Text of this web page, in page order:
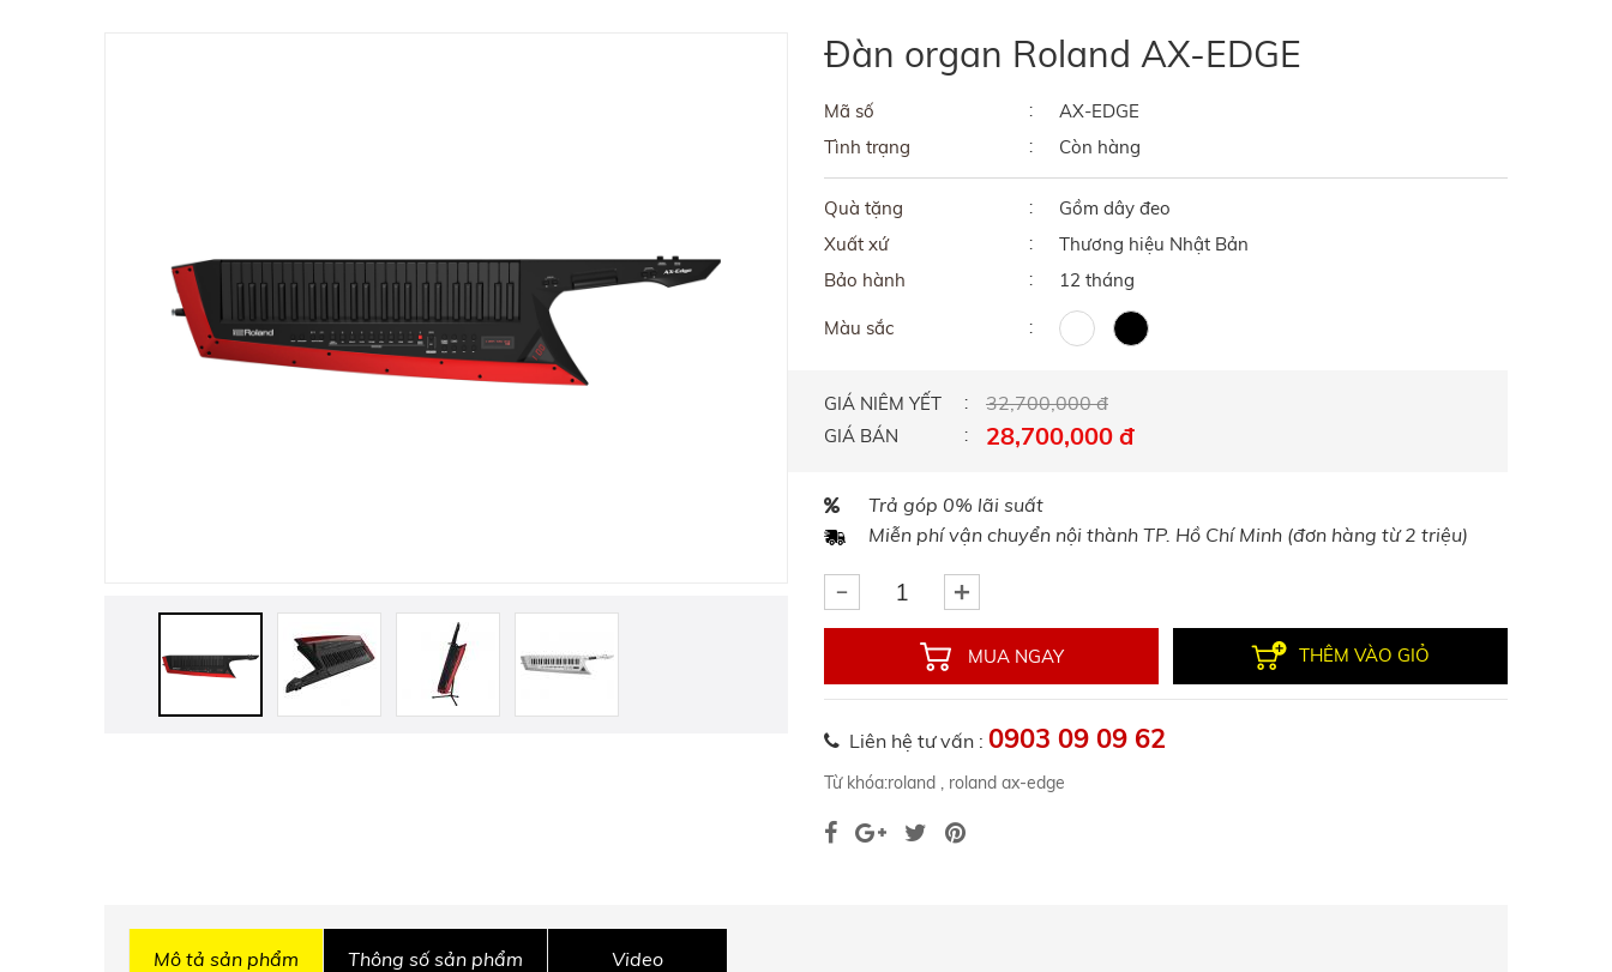
Đàn organ Roland AX-EDGE
Mã số
AX-EDGE
Tình trạng
Còn hàng
Quà tặng
Gồm dây đeo
Xuất xứ
Thương hiệu Nhật Bản
Bảo hành
12 tháng
Màu sắc
GIÁ NIÊM YẾT 32,700,000 đ
GIÁ BÁN 28,700,000 đ
Trả góp 0% lãi suất
Miễn phí vận chuyển nội thành TP. Hồ Chí Minh (đơn hàng từ 2 triệu)
MUA NGAY THÊM VÀO GIỎ
Liên hệ tư vấn : 0903 09 09 62
Từ khóa:roland , roland ax-edge
Mô tả sản phẩm Thông số sản phẩm Video